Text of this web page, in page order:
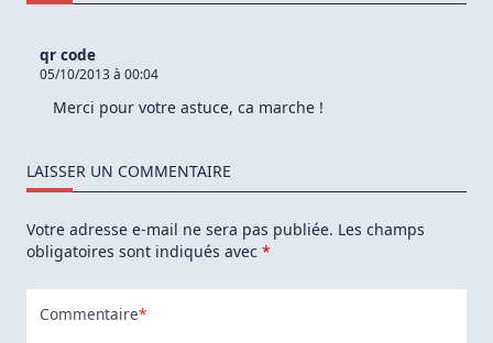
De
GNU/Linux?
qr code
05/10/2013 à 00:04
Merci pour votre astuce, ca marche !
LAISSER UN COMMENTAIRE
Votre adresse e-mail ne sera pas publiée. Les champs
obligatoires sont indiqués avec *
Commentaire*